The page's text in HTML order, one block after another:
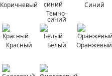
Коричневый
Темно-
синий
Синий
Красный Белый Оранжевый